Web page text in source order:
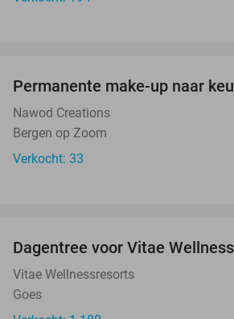
Permanente make-up naar
Nawod Creations
Bergen op Zoom
Verkocht: 33
Dagentree voor Vitae
Vitae Wellnessresorts
Goes